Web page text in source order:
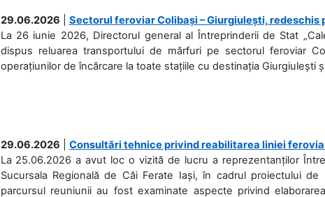
29.06.2026
Sectorul feroviar Colibași – Giurgiulești,
La 26 iunie 2026, Directorul general al Întreprinderii de Stat
dispus reluarea transportului de mărfuri pe sectorul feroviar
operațiunilor de încărcare la toate stațiile cu destinația Giurgiulești
29.06.2026
Consultări tehnice privind reabilitarea liniei
La 25.06.2026 a avut loc o vizită de lucru a reprezentanților
Sucursala Regională de Căi Ferate Iași, în cadrul proiectului
parcursul reuniunii au fost examinate aspecte privind